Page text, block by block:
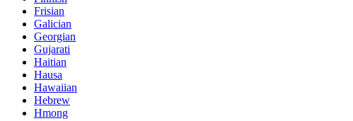
Frisian
Galician
Georgian
Gujarati
Haitian
Hausa
Hawaiian
Hebrew
Hmong